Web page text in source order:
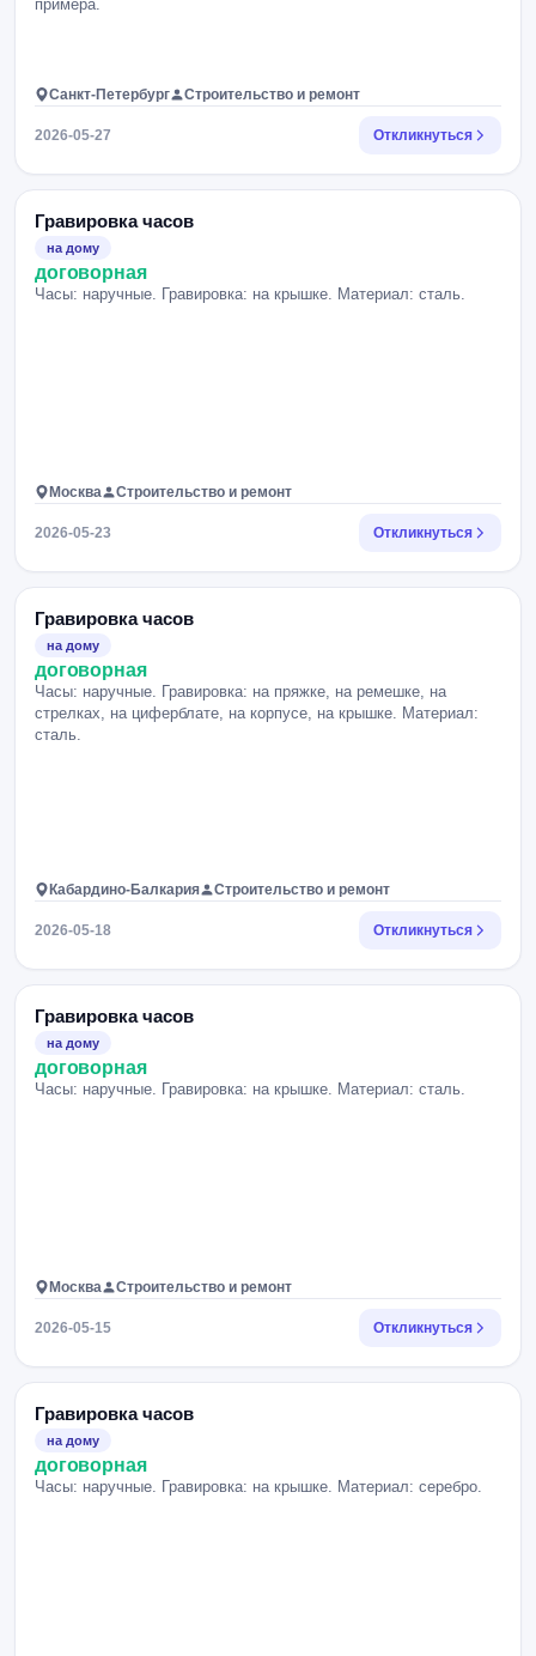
примера.
Санкт-Петербург Строительство и ремонт
2026-05-27 Откликнуться
Гравировка часов
на дому
договорная
Часы: наручные. Гравировка: на крышке. Материал: сталь.
Москва Строительство и ремонт
2026-05-23 Откликнуться
Гравировка часов
на дому
договорная
Часы: наручные. Гравировка: на пряжке, на ремешке, на
стрелках, на циферблате, на корпусе, на крышке. Материал:
сталь.
Кабардино-Балкария Строительство и ремонт
2026-05-18 Откликнуться
Гравировка часов
на дому
договорная
Часы: наручные. Гравировка: на крышке. Материал: сталь.
Москва Строительство и ремонт
2026-05-15 Откликнуться
Гравировка часов
на дому
договорная
Часы: наручные. Гравировка: на крышке. Материал: серебро.